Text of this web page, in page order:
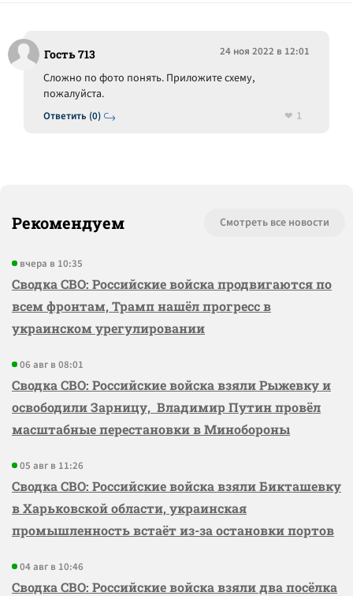
Гость 713 24 ноя 2022 в 12:01
Ответить (0)
Сложно по фото понять. Приложите схему,
пожалуйста.
1
Рекомендуем Смотреть все новости
вчера в 10:35
Сводка СВО: Российские войска продвигаются по
всем фронтам, Трамп нашёл прогресс в
украинском урегулировании
06 авг в 08:01
Сводка СВО: Российские войска взяли Рыжевку и
освободили Зарницу, Владимир Путин провёл
масштабные перестановки в Минобороны
05 авг в 11:26
Сводка СВО: Российские войска взяли Бикташевку
в Харьковской области, украинская
промышленность встаёт из-за остановки портов
04 авг в 10:46
Сводка СВО: Российские войска взяли два посёлка